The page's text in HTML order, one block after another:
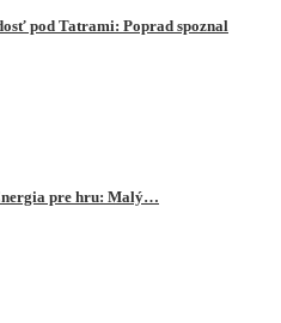
pod Tatrami: Poprad spoznal
pre hru: Malý…